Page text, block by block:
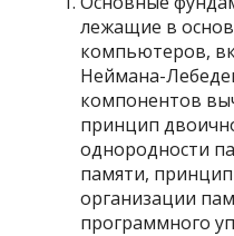
лежащие в
компьютеров,
Неймана-
компонентов
принцип
однородности
памяти,
организации
программного